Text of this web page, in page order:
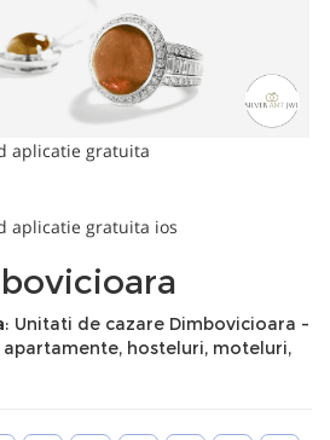
: Unitati de cazare Dimbovicioara -
apartamente, hosteluri, moteluri,